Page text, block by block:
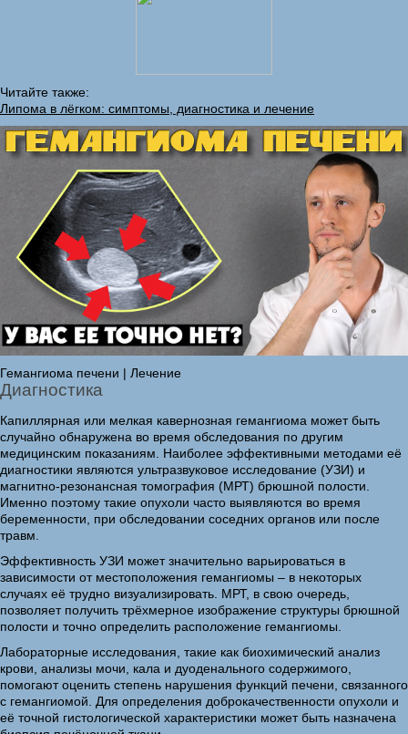
Читайте также:
Липома в лёгком: симптомы, диагностика и лечение
Гемангиома печени | Лечение
Диагностика
Капиллярная или мелкая кавернозная гемангиома может быть
случайно обнаружена во время обследования по другим
медицинским показаниям. Наиболее эффективными методами её
диагностики являются ультразвуковое исследование (УЗИ) и
магнитно-резонансная томография (МРТ) брюшной полости.
Именно поэтому такие опухоли часто выявляются во время
беременности, при обследовании соседних органов или после
травм.
Эффективность УЗИ может значительно варьироваться в
зависимости от местоположения гемангиомы – в некоторых
случаях её трудно визуализировать. МРТ, в свою очередь,
позволяет получить трёхмерное изображение структуры брюшной
полости и точно определить расположение гемангиомы.
Лабораторные исследования, такие как биохимический анализ
крови, анализы мочи, кала и дуоденального содержимого,
помогают оценить степень нарушения функций печени, связанного
с гемангиомой. Для определения доброкачественности опухоли и
её точной гистологической характеристики может быть назначена